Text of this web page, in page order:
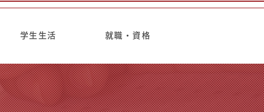
学生生活 就職・資格